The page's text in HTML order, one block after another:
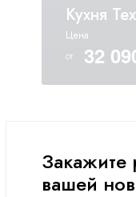
Кухня
Цена
от 32
Закажите
вашей